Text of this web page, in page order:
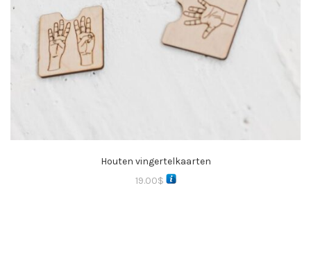
Houten vingertelkaarten
19.00$